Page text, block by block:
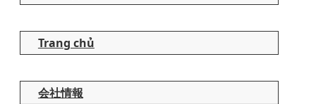
Trang chủ
会社情報